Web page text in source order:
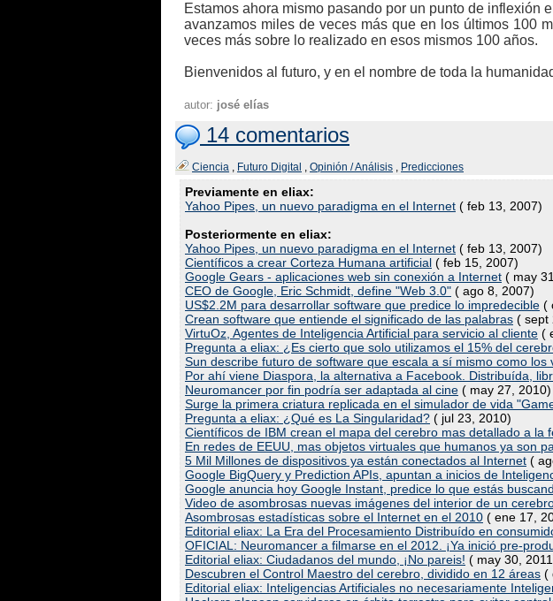
Estamos ahora mismo pasando por un punto de
avanzamos miles de veces más que en los últimos 100
veces más sobre lo realizado en esos mismos 100 años.
Bienvenidos al futuro, y en el nombre de toda la
autor: josé elías
14 comentarios
Ciencia , Futuro Digital , Opinión / Análisis , Predicciones
Previamente en eliax:
Yahoo Pipes, un nuevo paradigma en el Internet ( feb 13, 2007)
Posteriormente en eliax:
Yahoo Pipes, un nuevo paradigma en el Internet ( feb 13, 2007)
Científicos a crear Corteza Humana artificial ( feb 15, 2007)
Google Gears - aplicaciones web sin conexión a Internet ( may
CEO de Google, Eric Schmidt, define "Web 3.0" ( ago 8, 2007)
US$2.2M para desarrollar software que predice lo impredecible (
Crean software que entiende el significado de las palabras ( sept
VirtuOz, Agentes de Inteligencia Artificial para servicio al cliente (
Pregunta a eliax: ¿Es cierto que solo utilizamos el 15% del
Sun describe futuro de software que escala a sí mismo como los
Por ahí viene Diaspora, la alternativa a Facebook. Distribuída,
Neuromancer por fin podría ser adaptada al cine ( may 27, 2010)
Surge la primera criatura replicada en el simulador de vida
Pregunta a eliax: ¿Qué es La Singularidad? ( jul 23, 2010)
Científicos de IBM crean el mapa del cerebro mas detallado a la
En redes de EEUU, mas objetos virtuales que humanos ya son
5 Mil Millones de dispositivos ya están conectados al Internet (
Google BigQuery y Prediction APIs, apuntan a inicios de
Google anuncia hoy Google Instant, predice lo que estás
Video de asombrosas nuevas imágenes del interior de un
Asombrosas estadísticas sobre el Internet en el 2010 ( ene 17,
Editorial eliax: La Era del Procesamiento Distribuído en
OFICIAL: Neuromancer a filmarse en el 2012. ¡Ya inició pre-
Editorial eliax: Ciudadanos del mundo, ¡No pareis! ( may 30,
Descubren el Control Maestro del cerebro, dividido en 12 áreas (
Editorial eliax: Inteligencias Artificiales no necesariamente